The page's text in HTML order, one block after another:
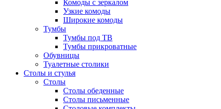
Комоды с зеркалом
Узкие комоды
Широкие комоды
Тумбы
Тумбы под ТВ
Тумбы прикроватные
Обувницы
Туалетные столики
Столы и стулья
Столы
Столы обеденные
Столы письменные